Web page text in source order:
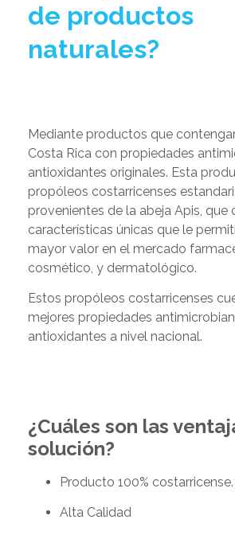
de productos
naturales?
Mediante productos que
Costa Rica con propiedades
antioxidantes originales. Esta
propóleos costarricenses
provenientes de la abeja Apis, que
características únicas que le
mayor valor en el mercado
cosmético, y dermatológico.
Estos propóleos costarricenses
mejores propiedades
antioxidantes a nivel nacional.
¿Cuáles son las
solución?
Producto 100% costarricense.
Alta Calidad